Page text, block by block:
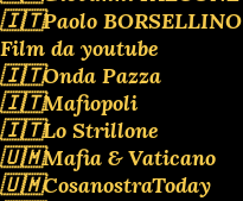
🇮🇹Paolo BORSELLINO
Film da youtube
🇮🇹Onda Pazza
🇮🇹Mafiopoli
🇮🇹Lo Strillone
🇺🇲Mafia & Vaticano
🇺🇲CosanostraToday